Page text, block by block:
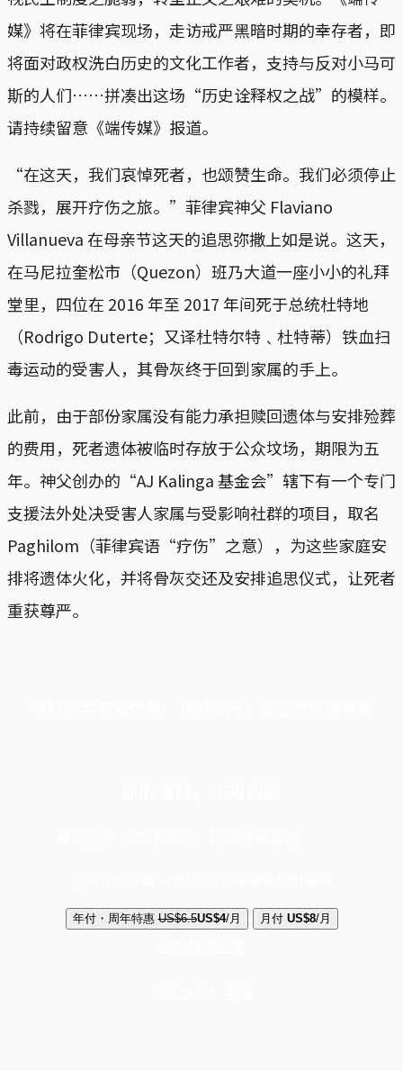
媒》将在菲律宾现场，走访戒严黑暗时期的幸存者，即
将面对政权洗白历史的文化工作者，支持与反对小马可
斯的人们……拼凑出这场“历史诠释权之战”的模样。
请持续留意《端传媒》报道。
“在这天，我们哀悼死者，也颂赞生命。我们必须停止
杀戮，展开疗伤之旅。”菲律宾神父 Flaviano
Villanueva 在母亲节这天的追思弥撒上如是说。这天，
在马尼拉奎松市（Quezon）班乃大道一座小小的礼拜
堂里，四位在 2016 年至 2017 年间死于总统杜特地
（Rodrigo Duterte；又译杜特尔特﹑杜特蒂）铁血扫
毒运动的受害人，其骨灰终于回到家属的手上。
此前，由于部份家属没有能力承担赎回遗体与安排殓葬
的费用，死者遗体被临时存放于公众坟场，期限为五
年。神父创办的“AJ Kalinga 基金会”辖下有一个专门
支援法外处决受害人家属与受影响社群的项目，取名
Paghilom（菲律宾语“疗伤”之意），为这些家庭安
排将遗体火化，并将骨灰交还及安排追思仪式，让死者
重获尊严。
年付・周年特惠 US$6.5US$4/月 月付 US$8/月